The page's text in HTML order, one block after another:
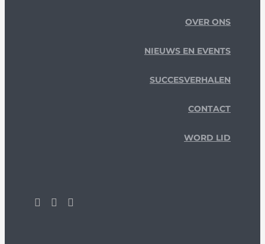
OVER ONS
NIEUWS EN EVENTS
SUCCESVERHALEN
CONTACT
WORD LID